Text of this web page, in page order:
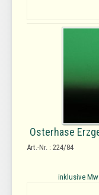
Osterhase
Art.-Nr. : 224/84
inklusive